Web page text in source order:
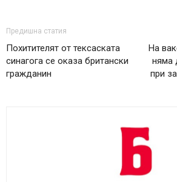
Предишна статия
Похитителят от тексаската
синагога се оказа британски
гражданин
На
няма
при